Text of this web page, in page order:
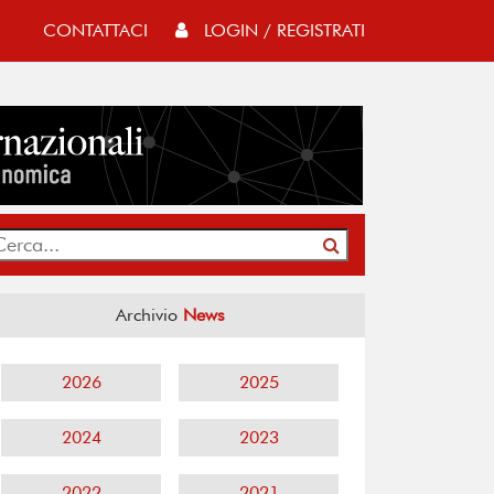
CONTATTACI LOGIN / REGISTRATI
Archivio News
2026 2025
2024 2023